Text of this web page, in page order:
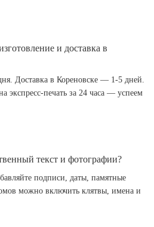
и доставка в
Доставка в Кореновске — 1-5 дней.
экспресс-печать за 24 часа — успеем
текст и фотографии?
подписи, даты, памятные
можно включить клятвы, имена и